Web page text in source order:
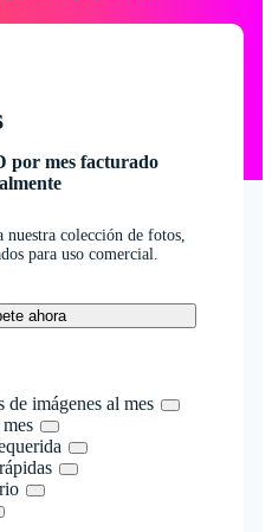
por mes facturado
nuestra colección de fotos,
para uso comercial.
ahora
de imágenes al mes